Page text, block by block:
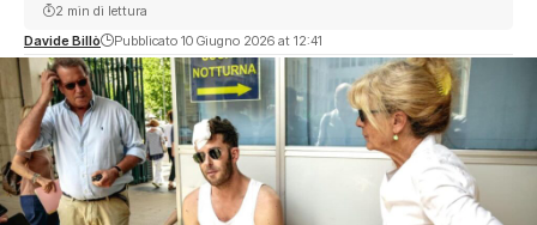
Davide Billò Pubblicato 10 Giugno 2026 at 12:41
2 min di lettura